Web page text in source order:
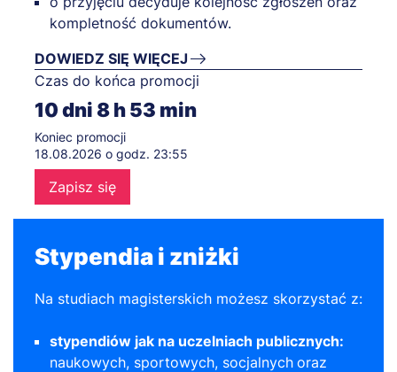
kompletność dokumentów.
DOWIEDZ SIĘ WIĘCEJ
Czas do końca promocji
10dni 8h53 min
Koniec promocji
18.08.2026 o godz. 23:55
Zapisz się
Stypendia i zniżki
Na studiach magisterskich możesz skorzystać z:
stypendiów jak na uczelniach publicznych:
naukowych, sportowych, socjalnych oraz